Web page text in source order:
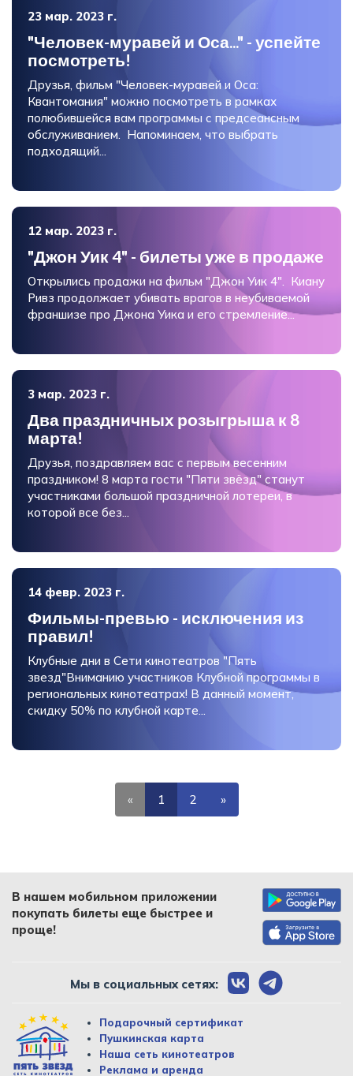
23 мар. 2023 г.
"Человек-муравей и Оса..." - успейте
посмотреть!
Друзья, фильм "Человек-муравей и Оса:
Квантомания" можно посмотреть в рамках
полюбившейся вам программы с предсеансным
обслуживанием. Напоминаем, что выбрать
подходящий...
12 мар. 2023 г.
"Джон Уик 4" - билеты уже в продаже
Открылись продажи на фильм "Джон Уик 4". Киану
Ривз продолжает убивать врагов в неубиваемой
франшизе про Джона Уика и его стремление...
3 мар. 2023 г.
Два праздничных розыгрыша к 8
марта!
Друзья, поздравляем вас с первым весенним
праздником! 8 марта гости "Пяти звёзд" станут
участниками большой праздничной лотереи, в
которой все без...
14 февр. 2023 г.
Фильмы-превью - исключения из
правил!
Клубные дни в Сети кинотеатров "Пять
звезд"Вниманию участников Клубной программы в
региональных кинотеатрах! В данный момент,
скидку 50% по клубной карте...
« 1 2 »
В нашем мобильном приложении
покупать билеты еще быстрее и
проще!
Мы в социальных сетях:
Подарочный сертификат
Пушкинская карта
Наша сеть кинотеатров
Реклама и аренда